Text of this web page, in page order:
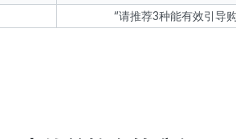
“请推荐3种能有效引导